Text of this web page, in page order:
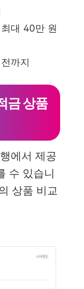
대 40만 원
까지
금 상품
에서 제공
수 있습니
상품 비교